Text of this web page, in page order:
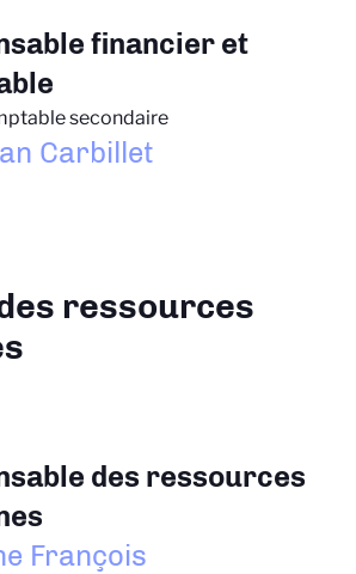
financier et
secondaire
Carbillet
ressources
des ressources
François